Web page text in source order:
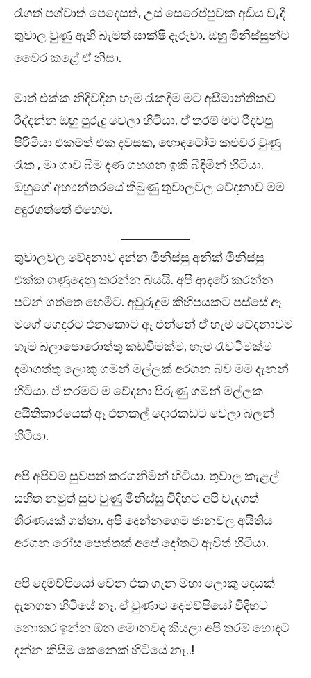
රැගත් පශ්චාත් පෙදෙසත්, උස් සෙරෙප්පුවක අඩිය වැදී
තුවාල වුණු ඇහි බැමත් සාක්ෂි දැරුවා. ඔහු මිනිස්සුන්ට
වෛර කළේ ඒ නිසා.
මාත් එක්ක නිදිවදින හැම රෑකදිම මට අසීමාන්තිකව
රිද්දන්න ඔහු පුරුදු වෙලා හිටියා. ඒ තරම් මට රිදවපු
පිරිමියා එකමත් එක දවසක, හොඳටෝම කළුවර වුණු
රෑක , මා ගාව බිම දණ ගහගන ඉකි බිඳිමින් හිටියා.
ඔහුගේ අභ්‍යන්තරයේ තිබුණු තුවාලවල වේදනාව මම
අඳුරගත්තේ එහෙම.
තුවාලවල වේදනාව දන්න මිනිස්සු අනික් මිනිස්සු
එක්ක ගණුදෙනු කරන්න බයයි. අපි ආදරේ කරන්න
පටන් ගත්තෙ හෙමීට. අවුරුදුම කිහිපයකට පස්සේ ඈ
මගේ ගෙදරට එනකොට ඈ එන්නේ ඒ හැම වේදනාවම
හැම බලාපොරොත්තු කඩවීමක්ම, හැම රැවටීමක්ම
දමාගත්තු ලොකු ගමන් මල්ලක් අරගන බව මම දැනන්
හිටියා. ඒ තරමට ම වේදනා පිරුණු ගමන් මල්ලක
අයිතිකාරයෙක් ඈ එනකල් දොරකඩට වෙලා බලන්
හිටියා.
අපි අපිවම සුවපත් කරගනිමින් හිටියා. තුවාල කැළල්
සහිත නමුත් සුව වුණු මිනිස්සු විදිහට අපි වැදගත්
තීරණයක් ගත්තා. අපි දෙන්නගෙම ජානවල අයිතිය
අරගන රෝස පෙත්තක් අපේ දෝතට ඇවිත් හිටියා.
අපි දෙමව්පියෝ වෙන එක ගැන මහා ලොකු දෙයක්
දැනගන හිටියේ නෑ. ඒ වුණාට දෙමව්පියෝ විදිහට
නොකර ඉන්න ඕන මොනවද කියලා අපි තරම් හොඳට
දන්න කිසිම කෙනෙක් හිටියේ නෑ..!